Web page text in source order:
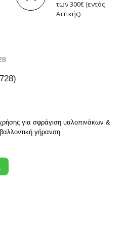
των 300€ (εντός
Αττικής)
χρήσης για σφράγιση υαλοπινάκων &
γήρανση